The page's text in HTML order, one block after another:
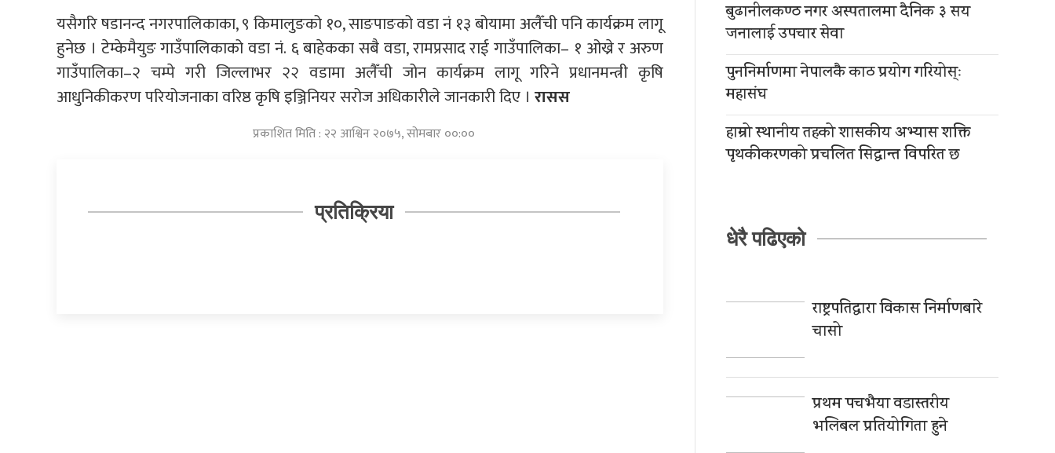
यसैगरि षडानन्द नगरपालिकाका, ९ किमालुङको १०, साङपाङको वडा नं १३ बोयामा अलैँची पनि कार्यक्रम लागू
हुनेछ । टेम्केमैयुङ गाउँपालिकाको वडा नं. ६ बाहेकका सबै वडा, रामप्रसाद राई गाउँपालिका– १ ओख्रे र अरुण
गाउँपालिका–२ चम्पे गरी जिल्लाभर २२ वडामा अलैँची जोन कार्यक्रम लागू गरिने प्रधानमन्त्री कृषि
आधुनिकीकरण परियोजनाका वरिष्ठ कृषि इञ्जिनियर सरोज अधिकारीले जानकारी दिए । रासस
प्रकाशित मिति : २२ आश्विन २०७५, सोमबार ००:००
प्रतिक्रिया
बुढानीलकण्ठ नगर अस्पतालमा दैनिक ३ सय
जनालाई उपचार सेवा
पुननिर्माणमा नेपालकै काठ प्रयोग गरियोस्ः
महासंघ
हाम्रो स्थानीय तहको शासकीय अभ्यास शक्ति
पृथकीकरणको प्रचलित सिद्धान्त विपरित छ
धेरै पढिएको
राष्ट्रपतिद्वारा विकास निर्माणबारे
चासो
प्रथम पचभैया वडास्तरीय
भलिबल प्रतियोगिता हुने